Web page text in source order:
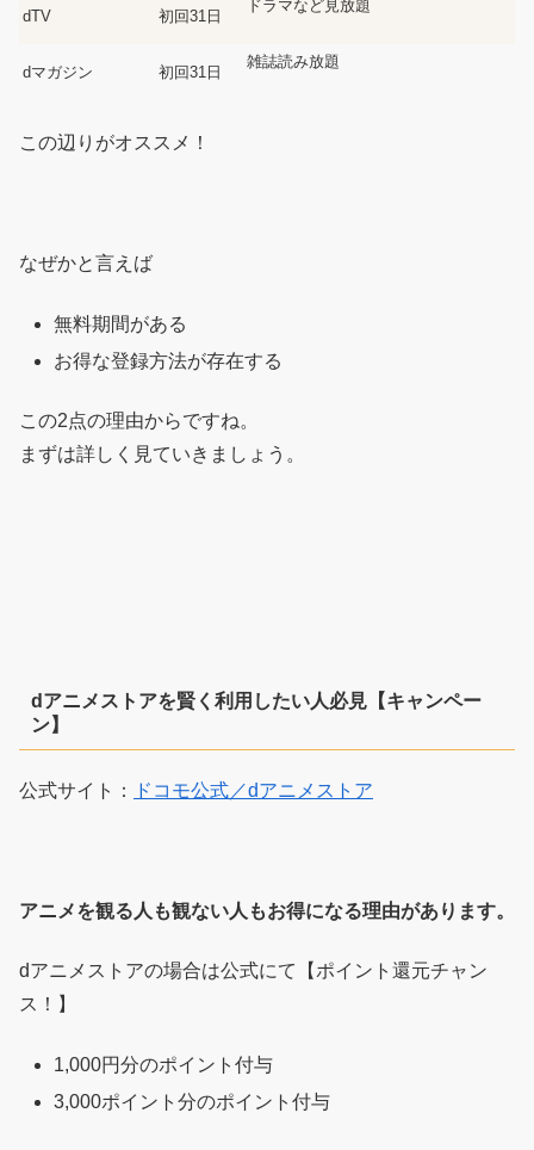
dTV 初回31日
ドラマなど見放題
dマガジン 初回31日
雑誌読み放題
この辺りがオススメ！
なぜかと言えば
無料期間がある
お得な登録方法が存在する
この2点の理由からですね。
まずは詳しく見ていきましょう。
dアニメストアを賢く利用したい人必見【キャンペー
ン】
公式サイト： ドコモ公式／dアニメストア
アニメを観る人も観ない人もお得になる理由があります。
dアニメストアの場合は公式にて【ポイント還元チャン
ス！】
1,000円分のポイント付与
3,000ポイント分のポイント付与